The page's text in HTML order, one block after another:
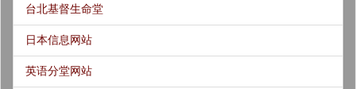
台北基督生命堂
日本信息网站
英语分堂网站